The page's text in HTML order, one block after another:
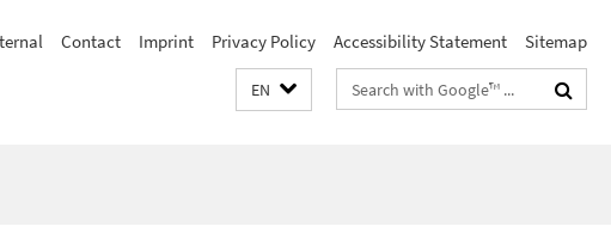
Contact Imprint Privacy Policy Accessibility Statement Sitemap
EN
Search
terms